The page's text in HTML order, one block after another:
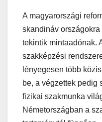
A magyarországi
skandináv
tekintik mintaadónak.
szakképzési
lényegesen több
be, a végzettek pedig
fizikai szakmunka
Németországban a